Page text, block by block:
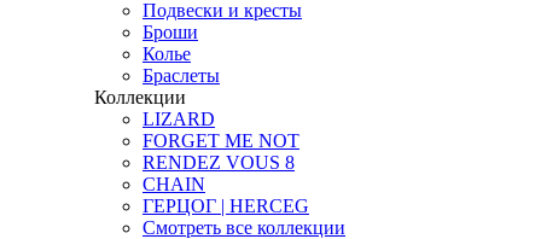
Подвески и кресты
Броши
Колье
Браслеты
Коллекции
LIZARD
FORGET ME NOT
RENDEZ VOUS 8
CHAIN
ГЕРЦОГ | HERCEG
Смотреть все коллекции